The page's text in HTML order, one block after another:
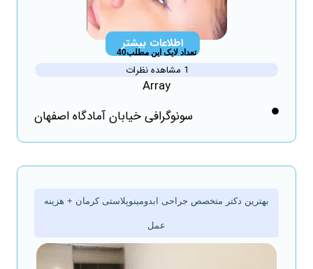
اطلاعات بیشتر
تعداد لایک این مطلب40
سونوگرافی خیابان آمادگاه اصفهان
بهترین دکتر متخصص جراحی ابدومینوپلاستی کرمان + هزینه